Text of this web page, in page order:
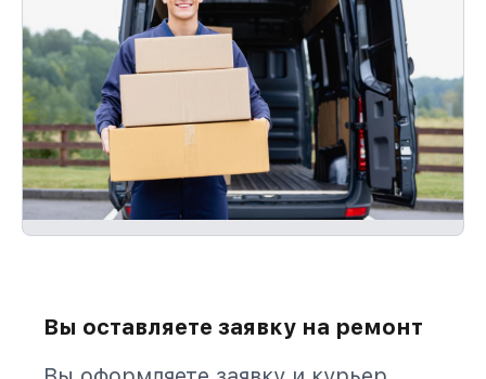
Вы оставляете заявку на ремонт